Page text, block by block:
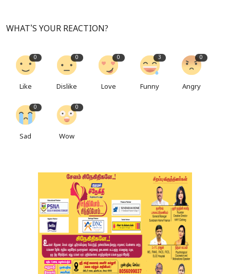
WHAT'S YOUR REACTION?
0
Like
0
Dislike
0
Love
3
Funny
0
Angry
0
Sad
0
Wow